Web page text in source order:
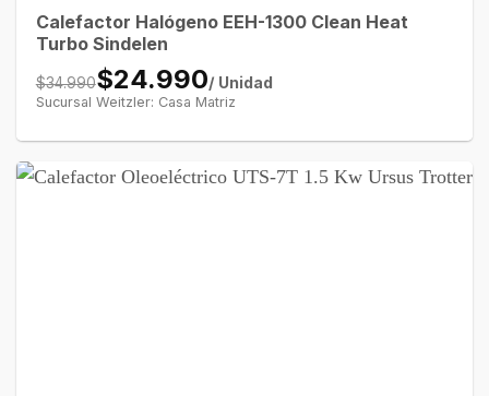
Calefactor Halógeno EEH-1300 Clean Heat
Turbo Sindelen
$34.990$24.990/ Unidad
Sucursal Weitzler: Casa Matriz